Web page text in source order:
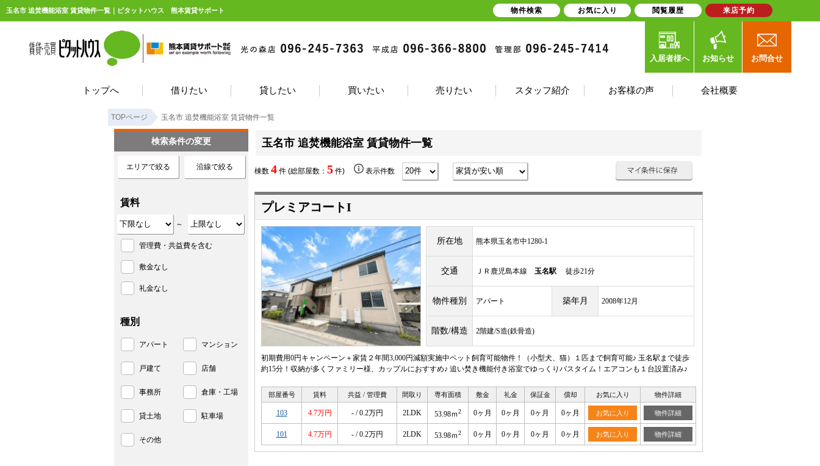
玉名市 追焚機能浴室 賃貸物件一覧｜ピタットハウス 熊本賃貸サポート
入居者様へ お知らせ お問合せ
トップへ 借りたい 貸したい 買いたい 売りたい スタッフ紹介 お客様の声 会社概要
TOPページ 玉名市 追焚機能浴室 賃貸物件一覧
玉名市 追焚機能浴室 賃貸物件一覧
棟数 4 件 (総部屋数： 5 件) 表示件数
プレミアコートI
所在地 熊本県玉名市中1280-1
交通 ＪＲ鹿児島本線 玉名駅 徒歩21分
物件種別 アパート 築年月 2008年12月
階数/構造 2階建/S造(鉄骨造)
初期費用0円キャンペーン＋家賃２年間3,000円減額実施中ペット飼育可能物件！（小型犬、猫）１匹まで飼育可能♪ 玉名駅まで徒歩
約15分！収納が多くファミリー様、カップルにおすすめ♪ 追い焚き機能付き浴室でゆっくりバスタイム！エアコンも１台設置済み♪
部屋番号 賃料 共益 / 管理費 間取り 専有面積 敷金 礼金 保証金 償却 お気に入り 物件詳細
103 4.7万円 - / 0.2万円 2LDK 53.98ｍ2 0ヶ月 0ヶ月 0ヶ月 0ヶ月 お気に入り 物件詳細
101 4.7万円 - / 0.2万円 2LDK 53.98ｍ2 0ヶ月 0ヶ月 0ヶ月 0ヶ月 お気に入り 物件詳細
検索条件の変更
エリアで絞る 沿線で絞る
賃料
～
管理費・共益費を含む
敷金なし
礼金なし
種別
アパート マンション
戸建て 店舗
事務所 倉庫・工場
貸土地 駐車場
その他
物件検索 お気に入り 閲覧履歴 来店予約